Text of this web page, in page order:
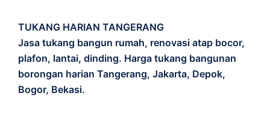
TUKANG HARIAN TANGERANG
Jasa tukang bangun rumah, renovasi atap bocor,
plafon, lantai, dinding. Harga tukang bangunan
borongan harian Tangerang, Jakarta, Depok,
Bogor, Bekasi.